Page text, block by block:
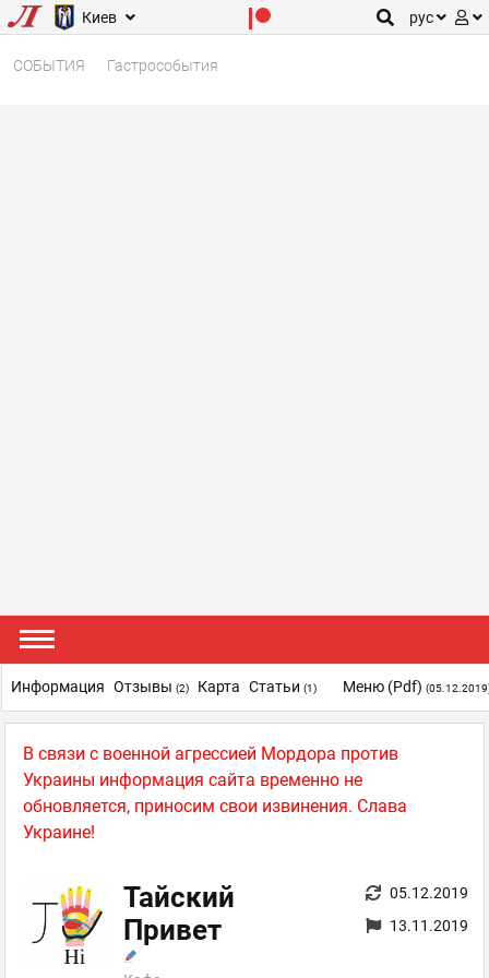
Киев рус
СОБЫТИЯ Гастрособытия
В связи с военной агрессией Мордора против
Украины информация сайта временно не
обновляется, приносим свои извинения. Слава
Украине!
Тайский
Привет
05.12.2019
13.11.2019
Информация Отзывы (2) Карта Статьи (1) Меню (pdf)